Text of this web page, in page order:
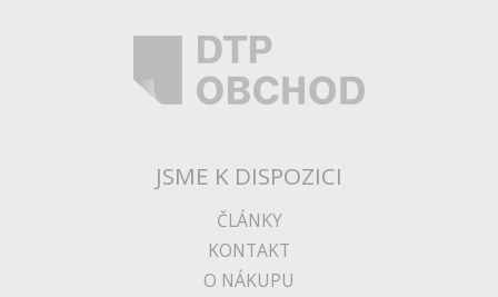
JSME K DISPOZICI
ČLÁNKY
KONTAKT
O NÁKUPU